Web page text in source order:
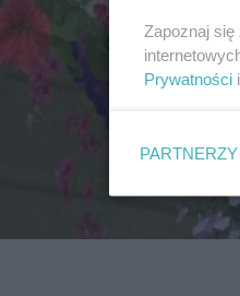
Zapoznaj
Prywatności i
PARTNERZY